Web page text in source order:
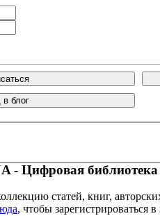
в блог
- Цифровая библиотека
статей, книг,
, чтобы зарегистрироваться в